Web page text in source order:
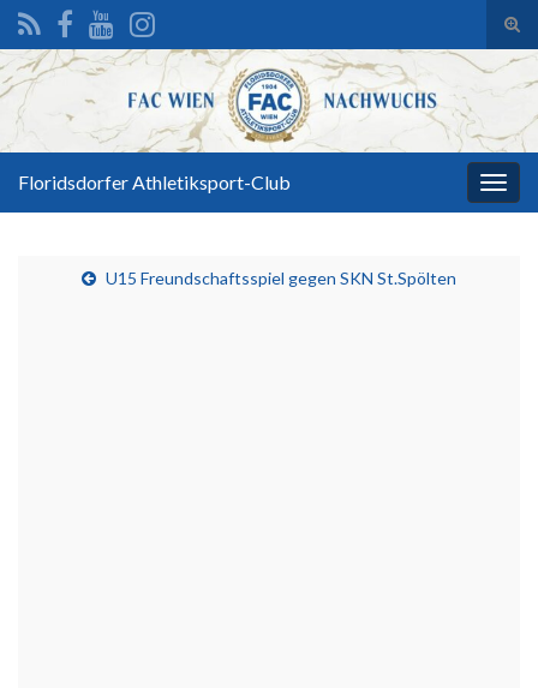
Search for:
Floridsdorfer Athletiksport-Club
U15 Freundschaftsspiel gegen SKN St.Spölten